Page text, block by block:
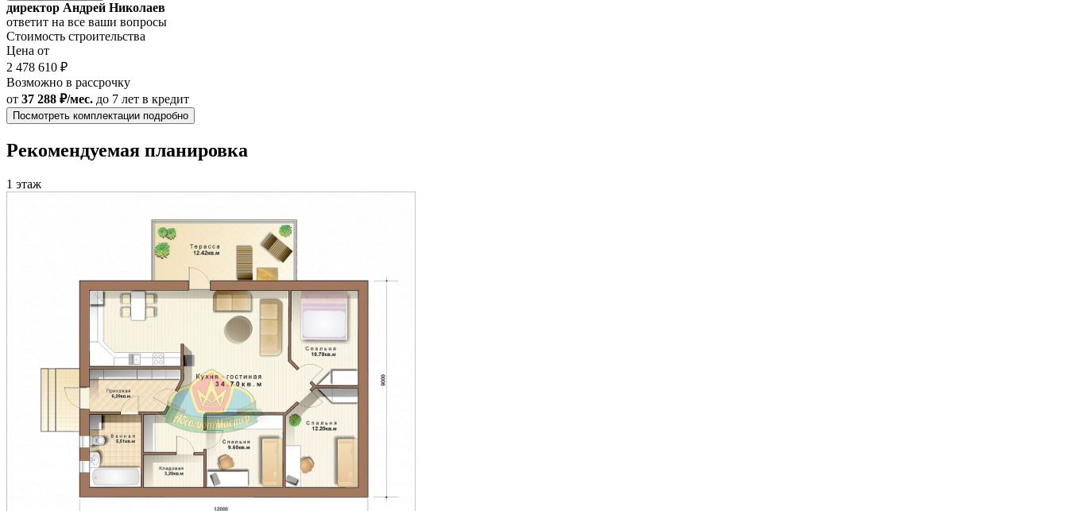
директор Андрей Николаев
ответит на все ваши вопросы
Стоимость строительства
Цена от
2 478 610 ₽
Возможно в рассрочку
от 37 288 ₽/мес. до 7 лет в кредит
Посмотреть комплектации подробно
Рекомендуемая планировка
1 этаж